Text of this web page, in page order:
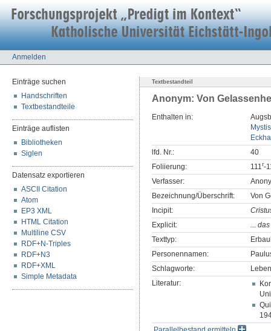
Anmelden
Einträge suchen
Handschriften
Textbestandteile
Einträge auflisten
Bibliotheken
Siglen
Datensatz exportieren
ASCII Citation
Atom
EP3 XML
HTML Citation
Multiline CSV
RDF+N-Triples
RDF+N3
RDF+XML
Simple Metadata
Textbestandteil
Anonym: Von
Enthalten in:
lfd. Nr.:
40
Foliierung:
111r-
Verfasser:
Bezeichnung/Überschrift:
Von
Incipit:
Explicit:
...
Texttyp:
Personennamen:
Schlagworte:
Literatur: